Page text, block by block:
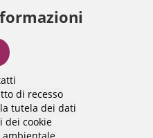
di recesso
tutela dei dati
dei cookie